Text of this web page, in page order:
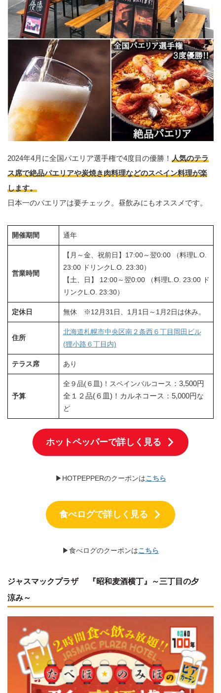
2024年4月に全国パエリア選手権で4度目の優勝！ 人気のテラ
ス席で絶品パエリアや炭焼き肉料理などのスペイン料理が楽
します。
日本一のパエリアは要チェック。昼飲みにもオススメです。
開催期間 通年
営業時間
【月～金、祝前日】17:00～翌0:00 （料理L.O.
23:00 ドリンクL.O. 23:30）
【土、日】 12:00～翌0:00 （料理L.O. 23:00 ド
リンクL.O. 23:30）
定休日 無休 ※12月31日、1月1日～1月2日は休み。
住所
北海道札幌市中央区南２条西６丁目岡田ビル
(狸小路６丁目内)
テラス席 あり
予算
全９品(６皿)！スペインバルコース ：3,500円
全１２品(６皿)！カルネコース：5,000円 な
ど
ホットペッパーで詳しく見る
▶HOTPEPPERのクーポンはこちら
食べログで詳しく見る
▶食べログのクーポンはこちら
ジャスマックプラザ 『昭和麦酒横丁』～三丁目の夕
涼み～